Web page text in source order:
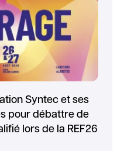
Syntec et ses
pour débattre de
lors de la REF26